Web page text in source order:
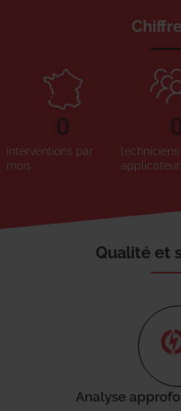
interventions par
mois
0
techniciens
Qualité et
Analyse